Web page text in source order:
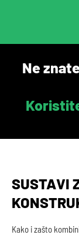
Ne
SUSTAVI
Kako i zašto